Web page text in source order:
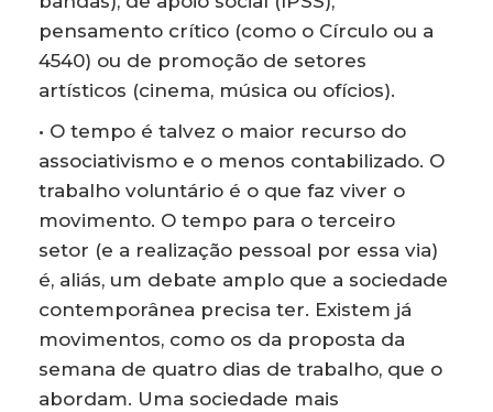
pensamento crítico (como o Círculo ou a
4540) ou de promoção de setores
artísticos (cinema, música ou ofícios).
• O tempo é talvez o maior recurso do
associativismo e o menos contabilizado. O
trabalho voluntário é o que faz viver o
movimento. O tempo para o terceiro
setor (e a realização pessoal por essa via)
é, aliás, um debate amplo que a sociedade
contemporânea precisa ter. Existem já
movimentos, como os da proposta da
semana de quatro dias de trabalho, que o
abordam. Uma sociedade mais